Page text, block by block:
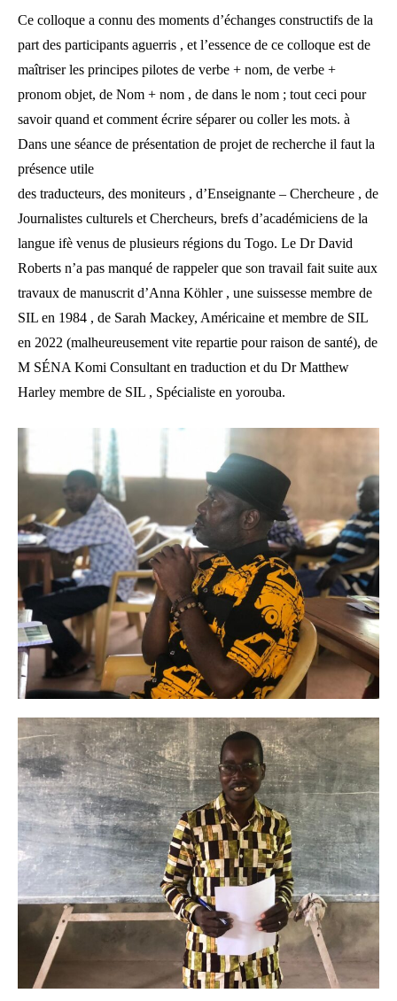
Ce colloque a connu des moments d’échanges constructifs de la
part des participants aguerris , et l’essence de ce colloque est de
maîtriser les principes pilotes de verbe + nom, de verbe +
pronom objet, de Nom + nom , de dans le nom ; tout ceci pour
savoir quand et comment écrire séparer ou coller les mots. à
Dans une séance de présentation de projet de recherche il faut la
présence utile
des traducteurs, des moniteurs , d’Enseignante – Chercheure , de
Journalistes culturels et Chercheurs, brefs d’académiciens de la
langue ifè venus de plusieurs régions du Togo. Le Dr David
Roberts n’a pas manqué de rappeler que son travail fait suite aux
travaux de manuscrit d’Anna Köhler , une suissesse membre de
SIL en 1984 , de Sarah Mackey, Américaine et membre de SIL
en 2022 (malheureusement vite repartie pour raison de santé), de
M SÉNA Komi Consultant en traduction et du Dr Matthew
Harley membre de SIL , Spécialiste en yorouba.